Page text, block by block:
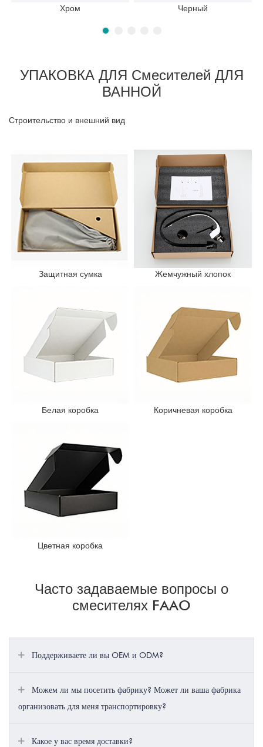
Хром Черный
УПАКОВКА ДЛЯ Смесителей ДЛЯ
ВАННОЙ
Строительство и внешний вид
Защитная сумка Жемчужный хлопок
Белая коробка Коричневая коробка
Цветная коробка
Часто задаваемые вопросы о
смесителях FAAO
Поддерживаете ли вы OEM и ODM?
Можем ли мы посетить фабрику? Может ли ваша фабрика
организовать для меня транспортировку?
Какое у вас время доставки?